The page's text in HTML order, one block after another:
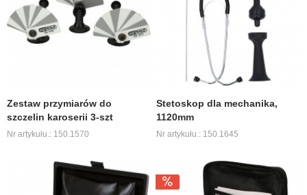
Zestaw przymiarów do
szczelin karoserii 3-szt
Nr artykułu.: 150.1570
Stetoskop dla mechanika,
1120mm
Nr artykułu.: 150.1645